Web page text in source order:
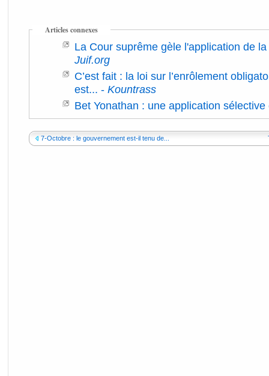
Articles connexes
La Cour suprême gèle l'application de
Juif.org
C’est fait : la loi sur l’enrôlement
est... - Kountrass
Bet Yonathan : une application sélective
7-Octobre : le gouvernement est-il tenu de...